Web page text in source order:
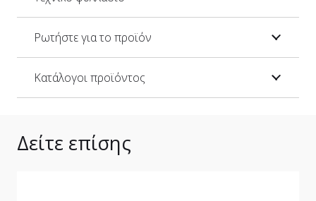
Ρωτήστε για το προϊόν
Κατάλογοι προϊόντος
Δείτε επίσης